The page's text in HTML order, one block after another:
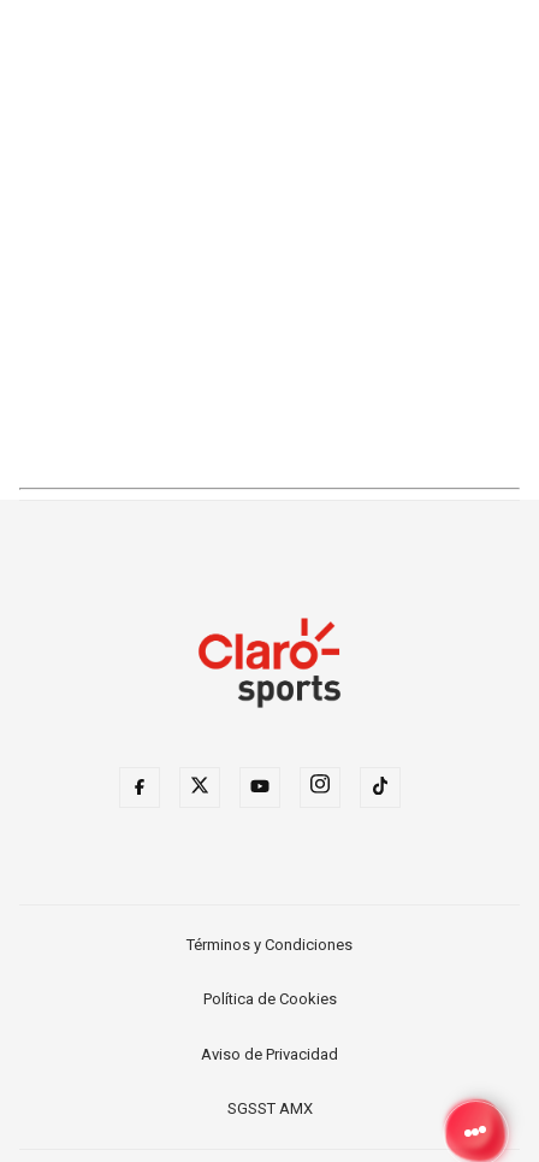
Términos y Condiciones
Política de Cookies
Aviso de Privacidad
SGSST AMX